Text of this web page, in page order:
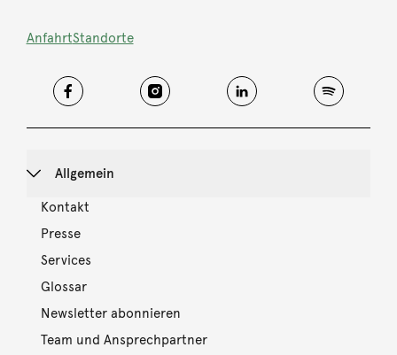
AnfahrtStandorte
Allgemein
Kontakt
Presse
Services
Glossar
Newsletter abonnieren
Team und Ansprechpartner